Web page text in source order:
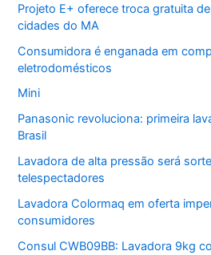
Projeto E+ oferece troca gratuita
cidades do MA
Consumidora é enganada em
eletrodomésticos
Mini
Panasonic revoluciona: primeira
Brasil
Lavadora de alta pressão será
telespectadores
Lavadora Colormaq em oferta
consumidores
Consul CWB09BB: Lavadora 9kg